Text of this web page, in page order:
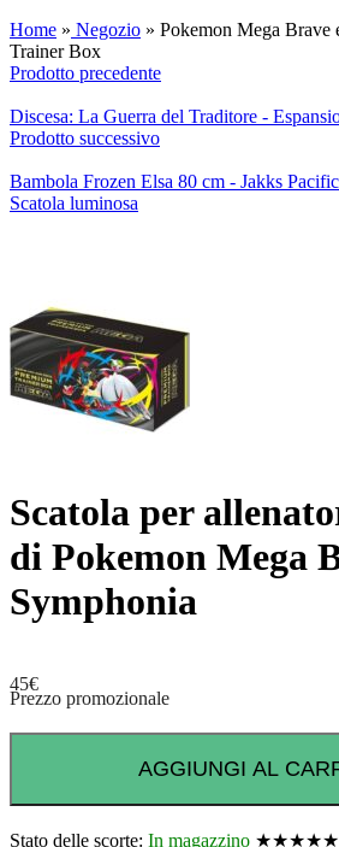
Home » Negozio » Pokemon Mega Brave
Trainer Box
Prodotto precedente
Discesa: La Guerra del Traditore -
Prodotto successivo
Bambola Frozen Elsa 80 cm - Jakks Pacific
Scatola luminosa
Scatola per
di Pokemon Mega
Symphonia
45€
Prezzo promozionale
AGGIUNGI AL
Stato delle scorte: In magazzino ★★★★★